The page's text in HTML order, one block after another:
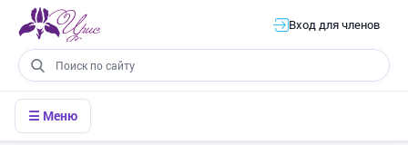
Вход для членов
☰ Меню